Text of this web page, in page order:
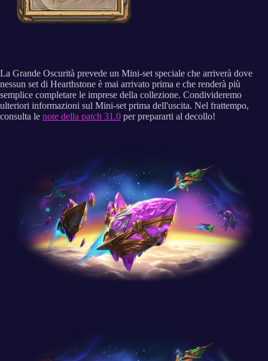
La Grande Oscurità prevede un Mini-set speciale che arriverà dove
nessun set di Hearthstone è mai arrivato prima e che renderà più
semplice completare le imprese della collezione. Condivideremo
ulteriori informazioni sul Mini-set prima dell'uscita. Nel frattempo,
consulta le note della patch 31.0 per prepararti al decollo!